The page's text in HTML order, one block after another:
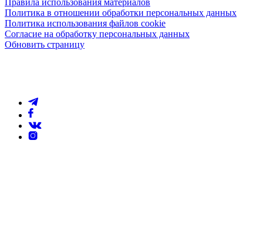
Правила использования материалов
Политика в отношении обработки персональных данных
Политика использования файлов cookie
Согласие на обработку персональных данных
Обновить страницу